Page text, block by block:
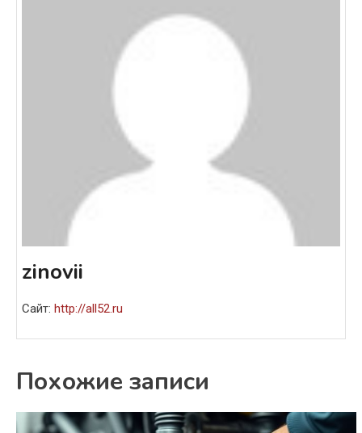
zinovii
Сайт: http://all52.ru
Похожие записи